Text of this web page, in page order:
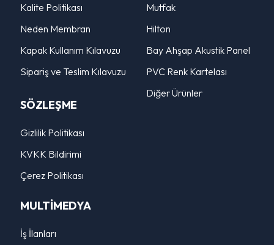
Kalite Politikası
Neden Membran
Kapak Kullanım Kılavuzu
Sipariş ve Teslim Kılavuzu
SÖZLEŞME
Gizlilik Politikası
KVKK Bildirimi
Çerez Politikası
Mutfak
Hilton
Bay Ahşap Akustik Panel
PVC Renk Kartelası
Diğer Ürünler
MULTİMEDYA
İş İlanları